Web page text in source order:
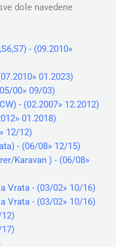
dole navedene
- (09.2010»
01.2023)
00» 09/03)
- (02.2007» 12.2012)
01.2018)
12/12)
- (06/08» 12/15)
Karavan ) - (06/08»
Vrata - (03/02» 10/16)
Vrata - (03/02» 10/16)